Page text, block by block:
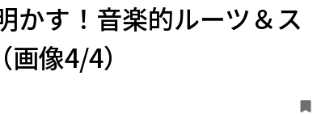
かす！音楽的ルーツ＆ス
像4/4）